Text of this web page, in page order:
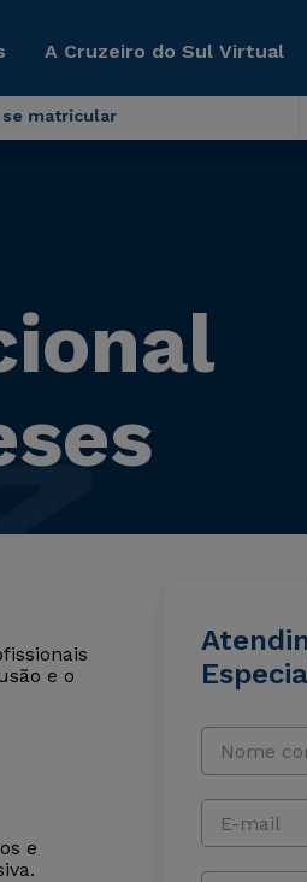
A Cruzeiro do Sul Virtual
se matricular
e o
e
Nome
E-mail